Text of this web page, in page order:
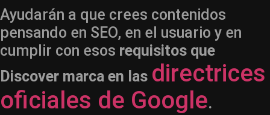
Ayudarán a que crees contenidos
pensando en SEO, en el usuario y en
cumplir con esos requisitos que
Discover marca en las directrices
oficiales de Google.